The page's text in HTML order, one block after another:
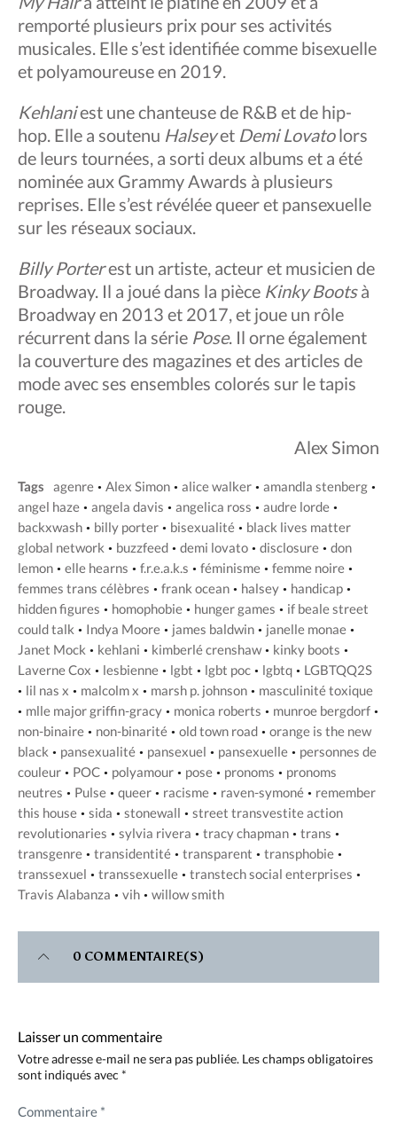
remporté plusieurs prix pour ses activités
musicales. Elle s’est identifiée comme bisexuelle
et polyamoureuse en 2019.
Kehlaniest une chanteuse de R&B et de hip-
hop. Elle a soutenu Halseyet Demi Lovatolors
de leurs tournées, a sorti deux albums et a été
nominée aux Grammy Awards à plusieurs
reprises. Elle s’est révélée queer et pansexuelle
sur les réseaux sociaux.
Billy Porterest un artiste, acteur et musicien de
Broadway. Il a joué dans la pièce Kinky Bootsà
Broadway en 2013 et 2017, et joue un rôle
récurrent dans la série Pose. Il orne également
la couverture des magazines et des articles de
mode avec ses ensembles colorés sur le tapis
rouge.
Alex Simon
Tags agenre • Alex Simon • alice walker • amandla stenberg •
angel haze • angela davis • angelica ross • audre lorde •
backxwash • billy porter • bisexualité • black lives matter
global network • buzzfeed • demi lovato • disclosure • don
lemon • elle hearns • f.r.e.a.k.s • féminisme • femme noire •
femmes trans célèbres • frank ocean • halsey • handicap •
hidden figures • homophobie • hunger games • if beale street
could talk • Indya Moore • james baldwin • janelle monae •
Janet Mock • kehlani • kimberlé crenshaw• kinky boots •
Laverne Cox • lesbienne • lgbt • lgbt poc • lgbtq • LGBTQQ2S
• lil nas x • malcolm x • marsh p. johnson • masculinité toxique
• mlle major griffin-gracy • monica roberts • munroe bergdorf •
non-binaire • non-binarité • old town road • orange is the new
black • pansexualité • pansexuel • pansexuelle • personnes de
couleur • POC • polyamour • pose • pronoms • pronoms
neutres • Pulse • queer • racisme • raven-symoné • remember
this house • sida • stonewall • street transvestite action
revolutionaries • sylvia rivera • tracy chapman • trans •
transgenre • transidentité • transparent • transphobie •
transsexuel • transsexuelle • transtech social enterprises •
Travis Alabanza • vih • willow smith
0 COMMENTAIRE(S)
Laisser un commentaire
Votre adresse e-mail ne sera pas publiée. Les champs obligatoires
sont indiqués avec *
Commentaire *